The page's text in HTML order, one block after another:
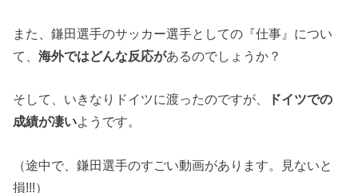
また、鎌田選手のサッカー選手としての『仕事』につい
て、海外ではどんな反応があるのでしょうか？
そして、いきなりドイツに渡ったのですが、
ドイツでの
成績が凄いようです。
（途中で、鎌田選手のすごい動画があります。見ないと
損!!!）